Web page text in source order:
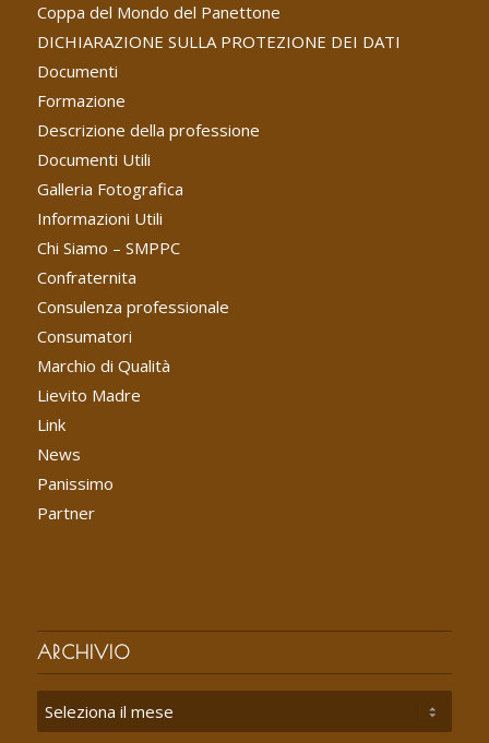
Coppa del Mondo del Panettone
DICHIARAZIONE SULLA PROTEZIONE DEI DATI
Documenti
Formazione
Descrizione della professione
Documenti Utili
Galleria Fotografica
Informazioni Utili
Chi Siamo – SMPPC
Confraternita
Consulenza professionale
Consumatori
Marchio di Qualità
Lievito Madre
Link
News
Panissimo
Partner
ARCHIVIO